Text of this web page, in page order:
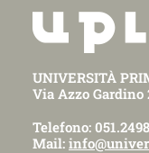
UNIVERSITÀ
Via Azzo Gardino
Telefono:
Mail: